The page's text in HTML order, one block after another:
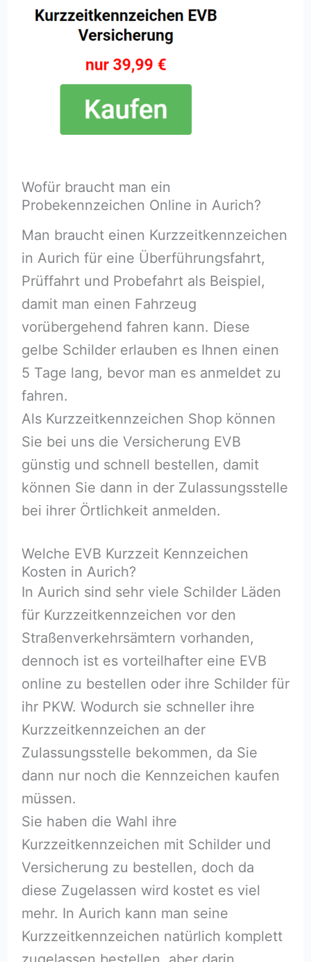
Wofür braucht man ein
Probekennzeichen Online in Aurich?
Man braucht einen Kurzzeitkennzeichen
in Aurich für eine Überführungsfahrt,
Prüffahrt und Probefahrt als Beispiel,
damit man einen Fahrzeug
vorübergehend fahren kann. Diese
gelbe Schilder erlauben es Ihnen einen
5 Tage lang, bevor man es anmeldet zu
fahren.
Als Kurzzeitkennzeichen Shop können
Sie bei uns die Versicherung EVB
günstig und schnell bestellen, damit
können Sie dann in der Zulassungsstelle
bei ihrer Örtlichkeit anmelden.
Welche EVB Kurzzeit Kennzeichen
Kosten in Aurich?
In Aurich sind sehr viele Schilder Läden
für Kurzzeitkennzeichen vor den
Straßenverkehrsämtern vorhanden,
dennoch ist es vorteilhafter eine EVB
online zu bestellen oder ihre Schilder für
ihr PKW. Wodurch sie schneller ihre
Kurzzeitkennzeichen an der
Zulassungsstelle bekommen, da Sie
dann nur noch die Kennzeichen kaufen
müssen.
Sie haben die Wahl ihre
Kurzzeitkennzeichen mit Schilder und
Versicherung zu bestellen, doch da
diese Zugelassen wird kostet es viel
mehr. In Aurich kann man seine
Kurzzeitkennzeichen natürlich komplett